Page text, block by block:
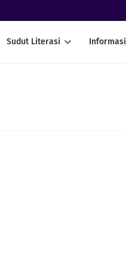
Sudut Literasi Informasi